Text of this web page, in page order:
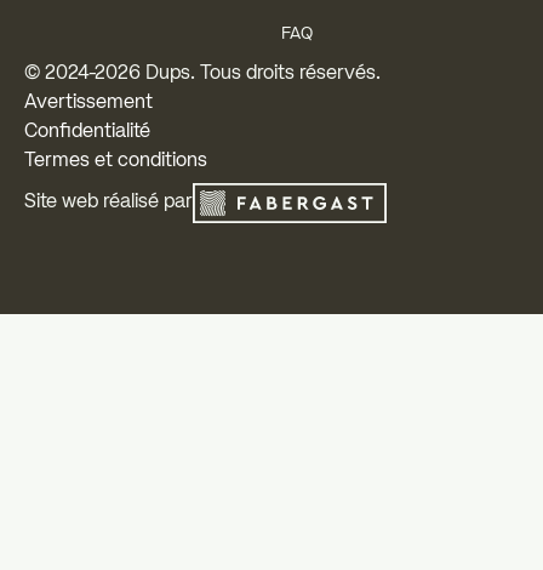
FAQ
© 2024-2026Dups. Tous droits réservés.
Avertissement
Confidentialité
Termes et conditions
Site web réalisé par